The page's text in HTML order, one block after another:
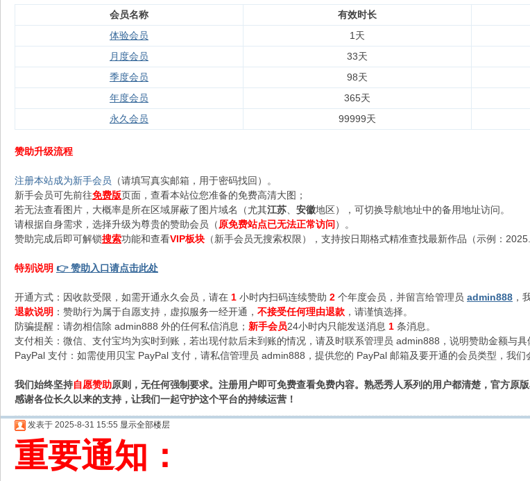
会员名称 有效时长
体验会员
1天
月度会员
33天
季度会员
98天
年度会员
365天
永久会员
99999天
赞助升级流程
注册本站成为新手会员 （请填写真实邮箱，用于密码找回）。
新手会员可先前往免费版页面，查看本站位您准备的免费高清大图；
若无法查看图片，大概率是所在区域屏蔽了图片域名（尤其江苏 安徽地区），可切换导航地址中的备用地址访问。
请根据自身需求，选择升级为尊贵的赞助会员（原免费站点已无法正常访问 ）。
赞助完成后即可解锁搜索功能和查看VIP板块 （新手会员无搜索权限），支持按日期格式精准查找最新作品（示例：
特别说明 👉 赞助入口请点击此处
开通方式：因收款受限，如需开通永久会员，请在 1 小时内扫码连续赞助 2 个年度会员，并留言给管理员 admin888 ，
退款说明 ：赞助行为属于自愿支持，虚拟服务一经开通， 不接受任何理由退款 ，请谨慎选择。
防骗提醒：请勿相信除 admin888 外的任何私信消息； 新手会员24小时内只能发送消息 1 条消息。
支付相关：微信、支付宝均为实时到账，若出现付款后未到账的情况，请及时联系管理员 admin888，说明赞助金额与具
PayPal 支付：如需使用贝宝 PayPal 支付，请私信管理员 admin888，提供您的 PayPal 邮箱及要开通的会员类型，我们
我们始终坚持自愿赞助原则，无任何强制要求。注册用户即可免费查看免费内容。熟悉秀人系列的用户都清楚，官方
感谢各位长久以来的支持，让我们一起守护这个平台的持续运营！
发表于 2025-8-31 15:55 显示全部楼层
重要通知：